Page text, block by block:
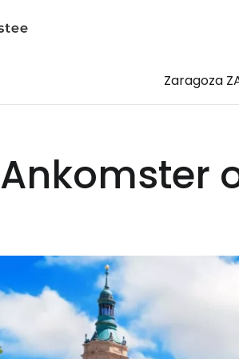
Zaragoza
Ankomster